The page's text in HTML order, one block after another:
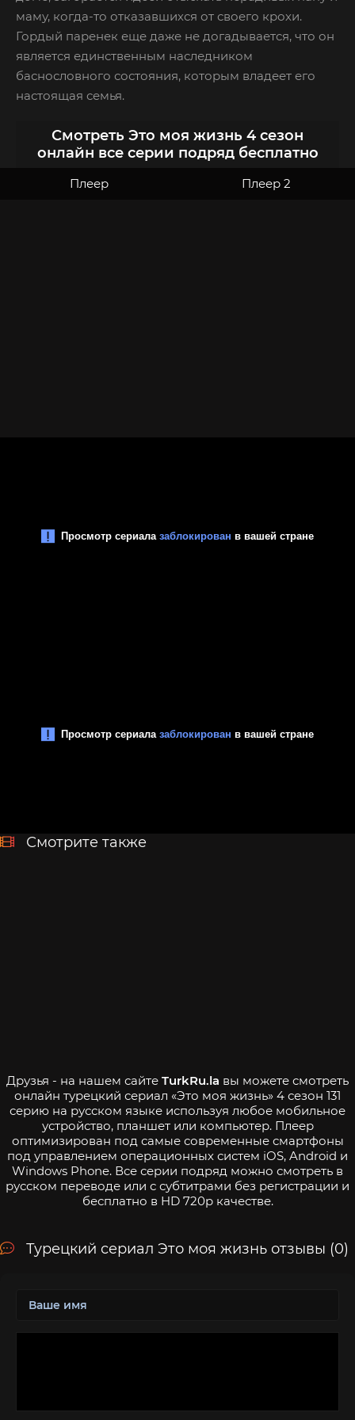
маму, когда-то отказавшихся от своего крохи.
Гордый паренек еще даже не догадывается, что он
является единственным наследником
баснословного состояния, которым владеет его
настоящая семья.
Смотреть Это моя жизнь 4 сезон
онлайн все серии подряд бесплатно
Плеер Плеер 2
Смотрите также
Друзья - на нашем сайте TurkRu.la вы можете смотреть
онлайн турецкий сериал «Это моя жизнь» 4 сезон 131
серию на русском языке используя любое мобильное
устройство, планшет или компьютер. Плеер
оптимизирован под самые современные смартфоны
под управлением операционных систем iOS, Android и
Windows Phone. Все серии подряд можно смотреть в
русском переводе или с субтитрами без регистрации и
бесплатно в HD 720p качестве.
Турецкий сериал Это моя жизнь отзывы (0)